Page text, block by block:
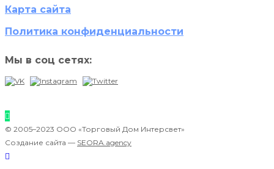
Карта сайта
Политика конфиденциальности
Мы в соц сетях:
© 2005–2023 ООО «Торговый Дом Интерсвет»
Создание сайта — SEORA.agency